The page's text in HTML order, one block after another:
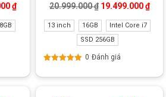
19.999.000 ₫.
₫Giá hiện tại là: 15.999.000 ₫.
8GB
20.999.000₫ Giá gốc là:
19.499.000₫Giá
13 inch 16GB
Intel Core i7
SSD 256GB
0 Đánh giá